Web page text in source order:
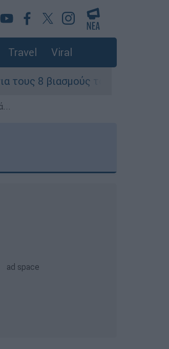
Travel Viral
τουριστριών - «Μόνο 3